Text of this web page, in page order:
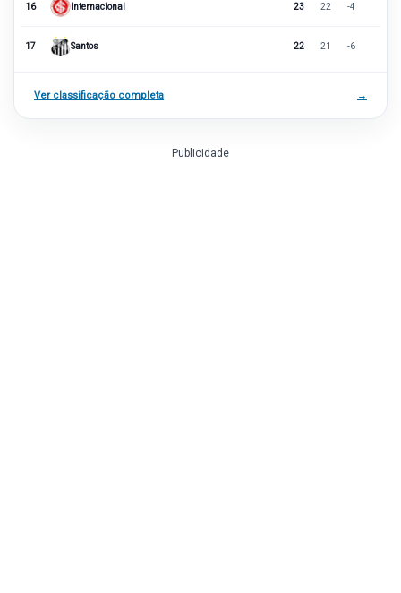
16 Internacional 23 22 -4
17 Santos 22 21 -6
Ver classificação completa →
Publicidade